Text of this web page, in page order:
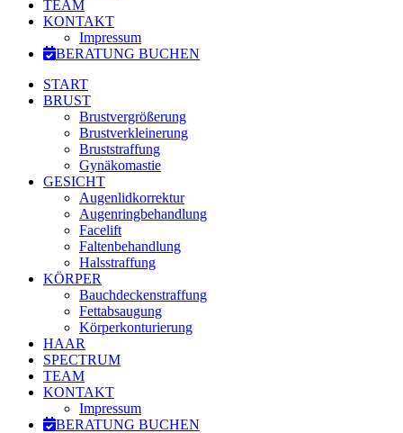
TEAM
KONTAKT
Impressum
BERATUNG BUCHEN
START
BRUST
Brustvergrößerung
Brustverkleinerung
Bruststraffung
Gynäkomastie
GESICHT
Augenlidkorrektur
Augenringbehandlung
Facelift
Faltenbehandlung
Halsstraffung
KÖRPER
Bauchdeckenstraffung
Fettabsaugung
Körperkonturierung
HAAR
SPECTRUM
TEAM
KONTAKT
Impressum
BERATUNG BUCHEN